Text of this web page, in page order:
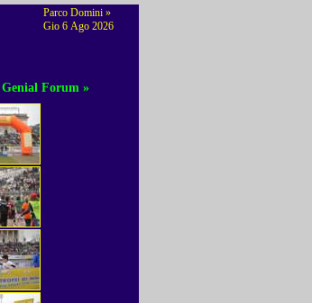
Parco Domini »
Gio 6 Ago 2026
Genial Forum »